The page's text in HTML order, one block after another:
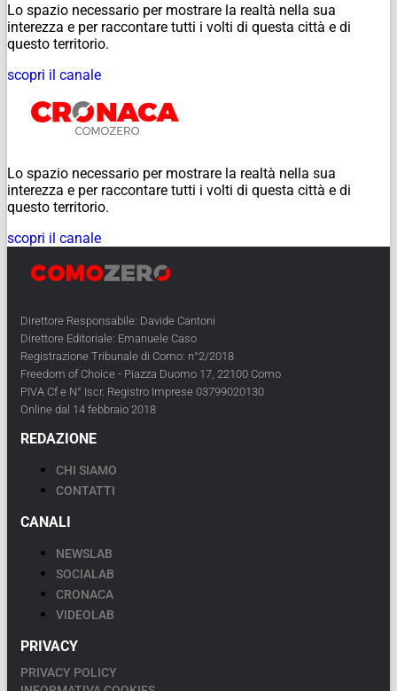
Lo spazio necessario per mostrare la realtà nella sua
interezza e per raccontare tutti i volti di questa città e di
questo territorio.
scopri il canale
Lo spazio necessario per mostrare la realtà nella sua
interezza e per raccontare tutti i volti di questa città e di
questo territorio.
scopri il canale
Direttore Responsabile: Davide Cantoni
Direttore Editoriale: Emanuele Caso
Registrazione Tribunale di Como: n°2/2018
Freedom of Choice - Piazza Duomo 17, 22100 Como
PIVA Cf e N° Iscr. Registro Imprese 03799020130
Online dal 14 febbraio 2018
REDAZIONE
CHI SIAMO
CONTATTI
CANALI
NEWSLAB
SOCIALAB
CRONACA
VIDEOLAB
PRIVACY
PRIVACY POLICY